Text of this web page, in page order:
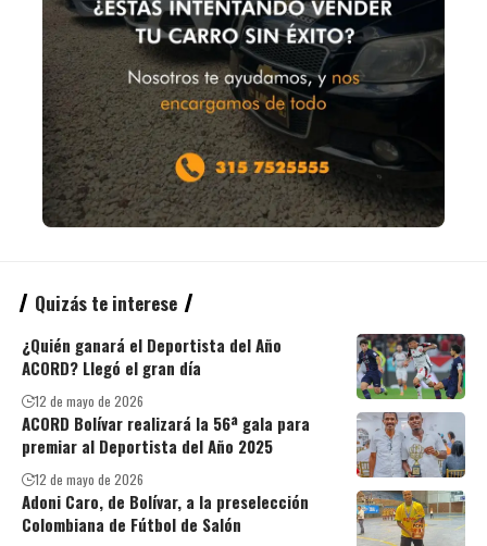
Quizás te interese
¿Quién ganará el Deportista del Año
ACORD? Llegó el gran día
12 de mayo de 2026
ACORD Bolívar realizará la 56ª gala para
premiar al Deportista del Año 2025
12 de mayo de 2026
Adoni Caro, de Bolívar, a la preselección
Colombiana de Fútbol de Salón